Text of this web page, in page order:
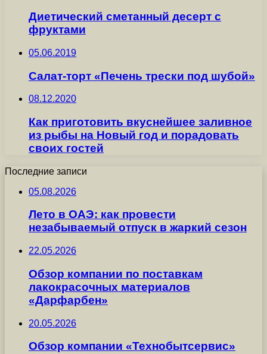
Диетический сметанный десерт с
фруктами
05.06.2019
Салат-торт «Печень трески под шубой»
08.12.2020
Как приготовить вкуснейшее заливное
из рыбы на Новый год и порадовать
своих гостей
Последние записи
05.08.2026
Лето в ОАЭ: как провести
незабываемый отпуск в жаркий сезон
22.05.2026
Обзор компании по поставкам
лакокрасочных материалов
«Дарфарбен»
20.05.2026
Обзор компании «Технобытсервис»